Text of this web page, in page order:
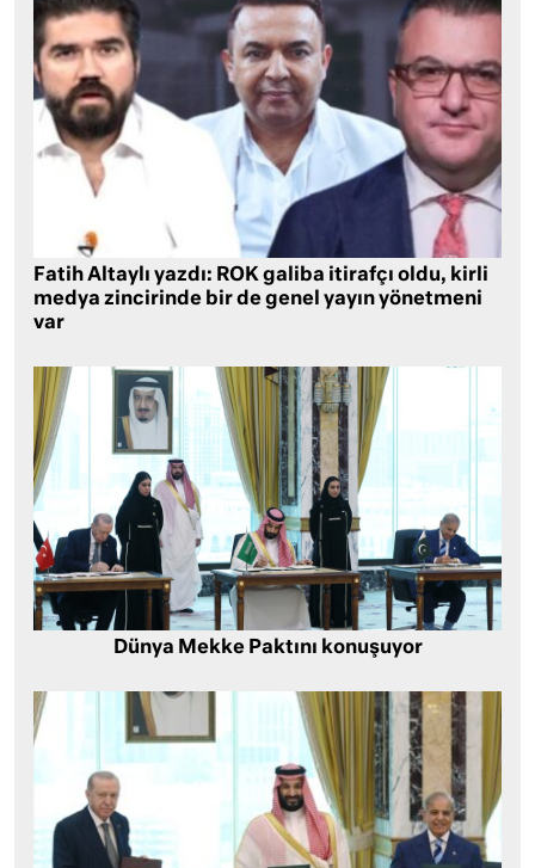
Fatih Altaylı yazdı: ROK galiba itirafçı oldu, kirli
medya zincirinde bir de genel yayın yönetmeni
var
Dünya Mekke Paktını konuşuyor